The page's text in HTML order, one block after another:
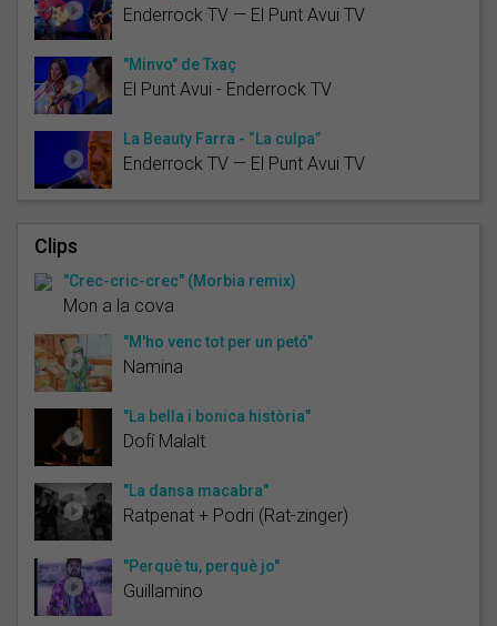
Enderrock TV — El Punt Avui TV
"Minvo" de Txaç
El Punt Avui - Enderrock TV
La Beauty Farra - “La culpa”
Enderrock TV — El Punt Avui TV
Clips
"Crec-cric-crec" (Morbia remix)
Mon a la cova
"M'ho venc tot per un petó"
Namina
"La bella i bonica història"
Dofí Malalt
"La dansa macabra"
Ratpenat + Podri (Rat-zinger)
"Perquè tu, perquè jo"
Guillamino